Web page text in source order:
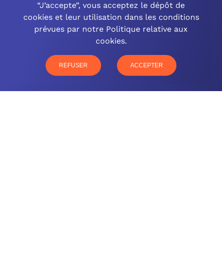
OCINEO GRAND EST
77 rue Paul Douce – 51480 Damery
CONTACTEZ-NOUS
“J’accepte”, vous acceptez le dépôt de
cookies et leur utilisation dans les conditions
prévues par notre Politique relative aux
cookies.
REFUSER ACCEPTER